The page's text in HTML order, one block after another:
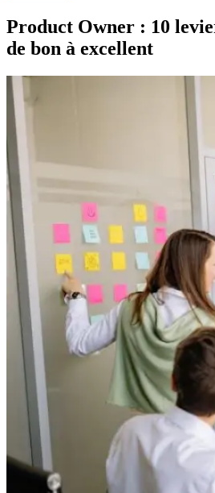
Product Owner : 10
de bon à excellent